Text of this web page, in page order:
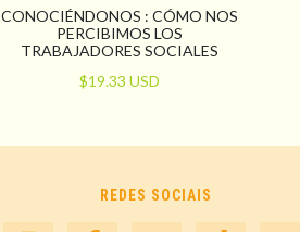
CONOCIÉNDONOS : CÓMO NOS
PERCIBIMOS LOS
TRABAJADORES SOCIALES
$19.33 USD
REDES SOCIAIS